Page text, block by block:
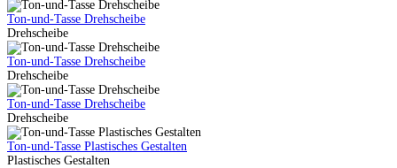
Ton-und-Tasse Drehscheibe
Drehscheibe
Ton-und-Tasse Drehscheibe
Drehscheibe
Ton-und-Tasse Drehscheibe
Drehscheibe
Ton-und-Tasse Plastisches Gestalten
Plastisches Gestalten